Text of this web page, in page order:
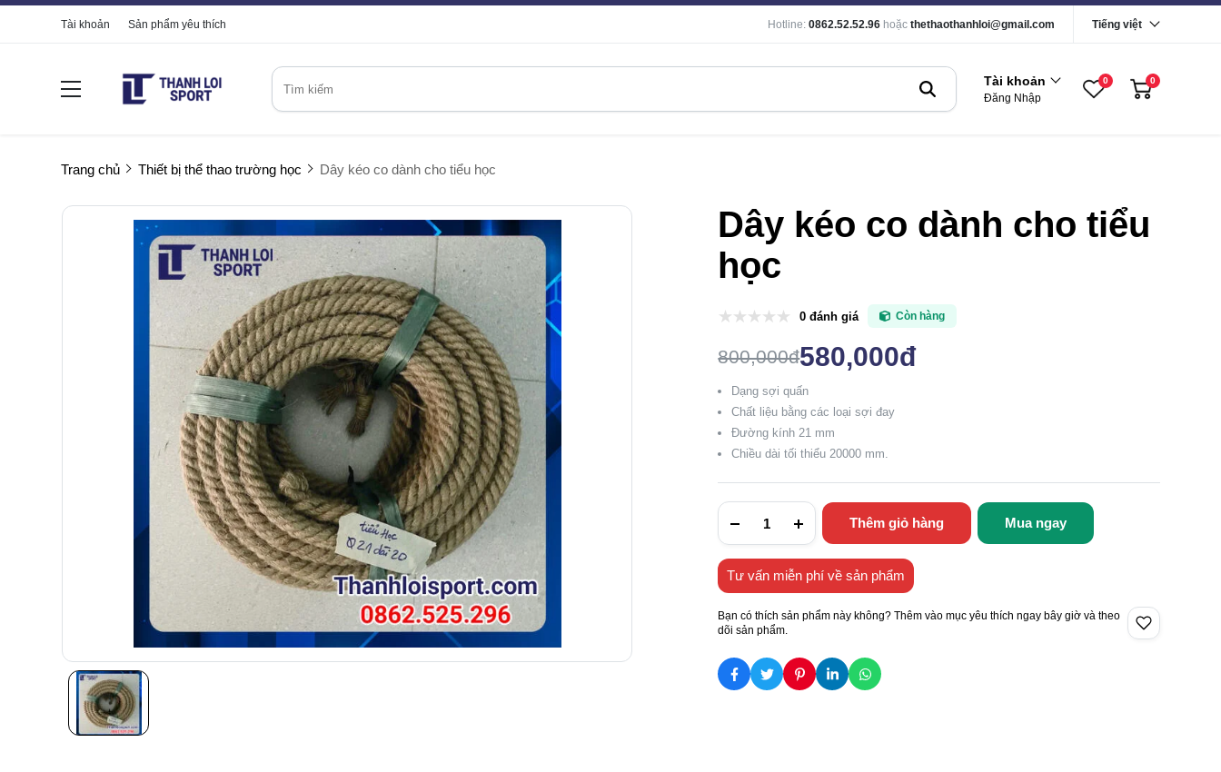
Tài khoản Sản phẩm yêu thích Hotline: 0862.52.52.96 hoặc thethaothanhloi@gmail.com Tiếng việt
Tài khoản
Đăng Nhập
0 0
Trang chủ Thiết bị thể thao trường học Dây kéo co dành cho tiểu học
Dây kéo co dành cho tiểu
học
0 đánh giá Còn hàng
800,000đ580,000đ
Dạng sợi quấn
Chất liệu bằng các loại sợi đay
Đường kính 21 mm
Chiều dài tối thiểu 20000 mm.
Thêm giỏ hàng Mua ngay
Tư vấn miễn phí về sản phẩm
Bạn có thích sản phẩm này không? Thêm vào mục yêu thích ngay bây giờ và theo
dõi sản phẩm.